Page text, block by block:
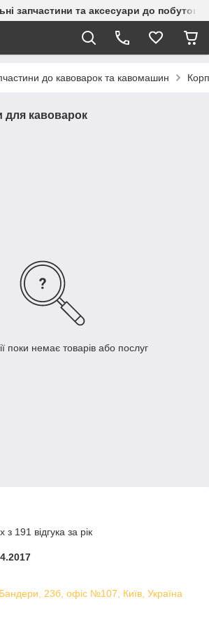
запчастини та аксесуари до побутової
до кавоварок та кавомашин
для кавоварок
поки немає товарів або послуг
191 відгука за рік
Бандери, 23б, офіс №107, Київ, Україна